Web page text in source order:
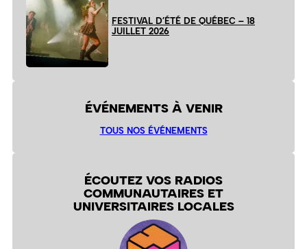
FESTIVAL D’ÉTÉ DE QUÉBEC – 18
JUILLET 2026
ÉVÉNEMENTS À VENIR
TOUS NOS ÉVÉNEMENTS
ÉCOUTEZ VOS RADIOS
COMMUNAUTAIRES ET
UNIVERSITAIRES LOCALES